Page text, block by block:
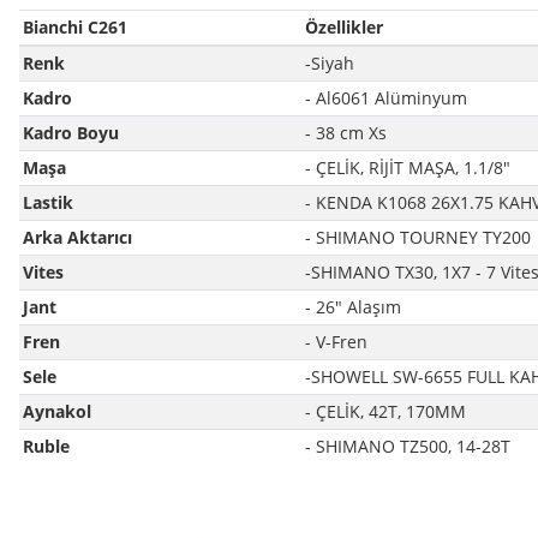
Bianchi C261
Özellikler
Renk
-Siyah
Kadro
- Al6061 Alüminyum
Kadro Boyu
- 38 cm Xs
Maşa
- ÇELİK, RİJİT MAŞA, 1.1/8"
Lastik
- KENDA K1068 26X1.75
Arka Aktarıcı
- SHIMANO TOURNEY TY200
Vites
-SHIMANO TX30, 1X7 - 7 Vites
Jant
- 26" Alaşım
Fren
- V-Fren
Sele
-SHOWELL SW-6655 FULL
Aynakol
- ÇELİK, 42T, 170MM
Ruble
- SHIMANO TZ500, 14-28T